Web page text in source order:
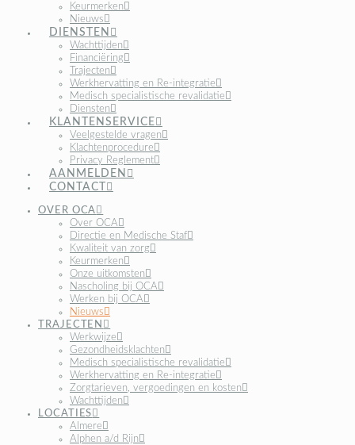
Keurmerken
Nieuws
DIENSTEN
Wachttijden
Financiëring
Trajecten
Werkhervatting en Re-integratie
Medisch specialistische revalidatie
Diensten
KLANTENSERVICE
Veelgestelde vragen
Klachtenprocedure
Privacy Reglement
AANMELDEN
CONTACT
OVER OCA
Over OCA
Directie en Medische Staf
Kwaliteit van zorg
Keurmerken
Onze uitkomsten
Nascholing bij OCA
Werken bij OCA
Nieuws
TRAJECTEN
Werkwijze
Gezondheidsklachten
Medisch specialistische revalidatie
Werkhervatting en Re-integratie
Zorgtarieven, vergoedingen en kosten
Wachttijden
LOCATIES
Almere
Alphen a/d Rijn